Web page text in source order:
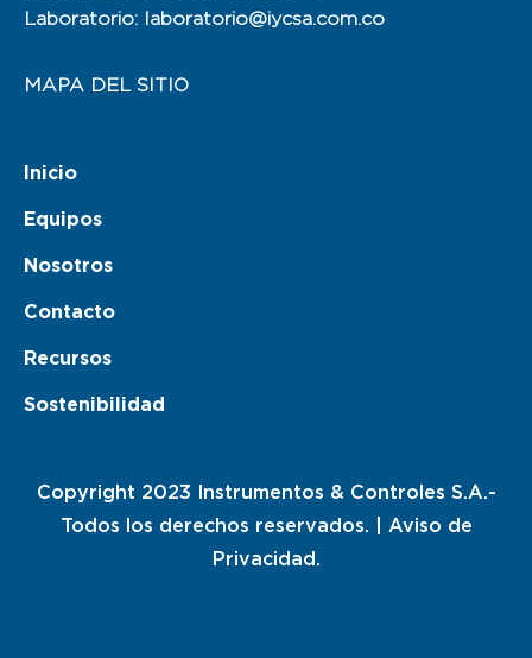
Laboratorio: laboratorio@iycsa.com.co
MAPA DEL SITIO
Inicio
Equipos
Nosotros
Contacto
Recursos
Sostenibilidad
Copyright 2023 Instrumentos & Controles S.A.-
Todos los derechos reservados. | Aviso de
Privacidad.